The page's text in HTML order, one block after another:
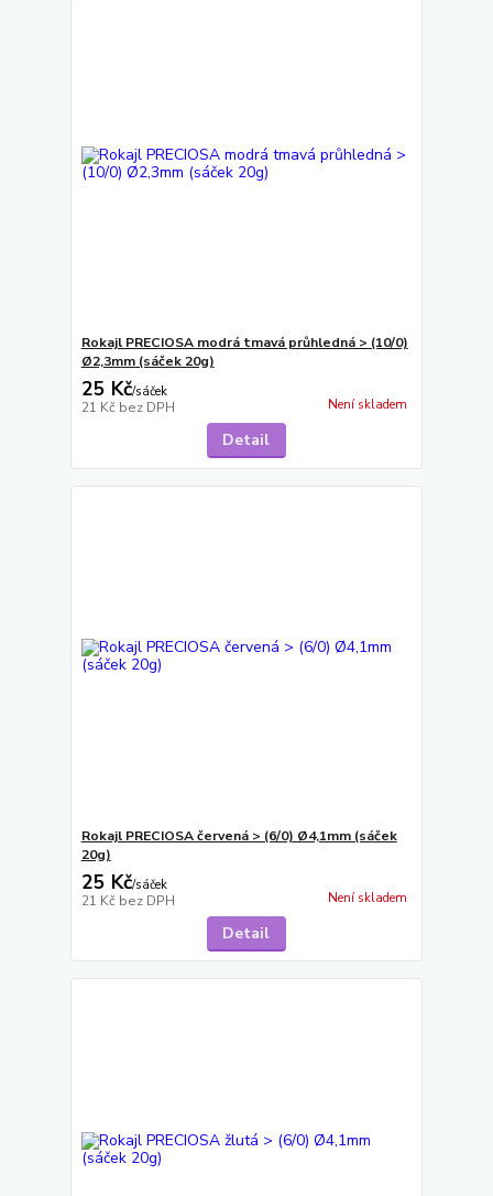
Rokajl PRECIOSA modrá tmavá průhledná > (10/0)
Ø2,3mm (sáček 20g)
25 Kč/sáček
21 Kč bez DPH Není skladem
Detail
Rokajl PRECIOSA červená > (6/0) Ø4,1mm (sáček
20g)
25 Kč/sáček
21 Kč bez DPH Není skladem
Detail